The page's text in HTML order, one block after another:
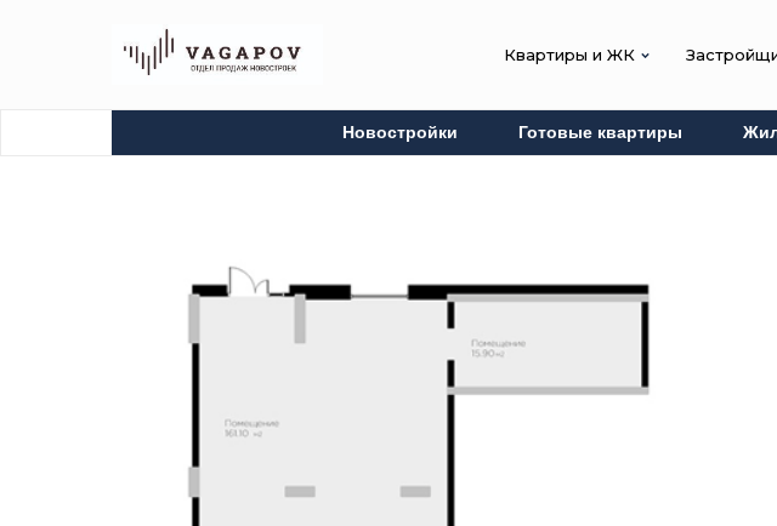
Квартиры и ЖК
Новостройки Готовые квартиры